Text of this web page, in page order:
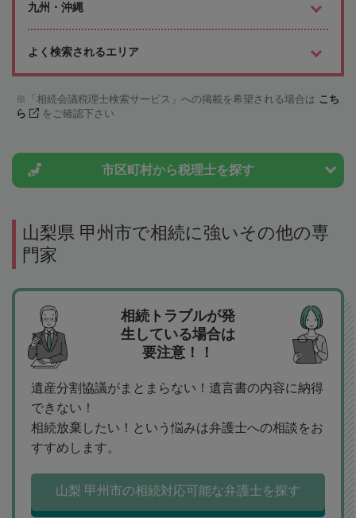
九州・沖縄
よく検索されるエリア
「相続会議税理士検索サービス」への掲載を希望される場合は こち
ら
をご確認下さい
市区町村から税理士を探す
山梨県 甲州市で相続に強いその他の専
門家
相続トラブルが発
生している場合は
要注意！！
遺産分割協議がまとまらない！遺言書の内容に納得
できない！
相続放棄したい！という悩みは弁護士への相談をお
すすめします。
山梨 甲州市の相続対応可能な弁護士を探す